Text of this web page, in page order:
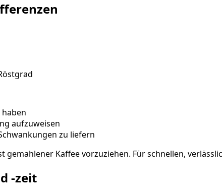
aufzuweisen
zu liefern
gemahlener Kaffee vorzuziehen. Für schnellen,
-zeit